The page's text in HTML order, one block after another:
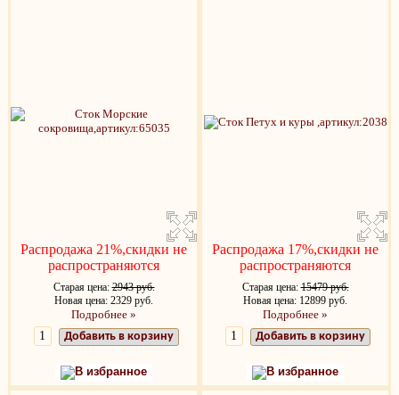
Распродажа 21%,скидки не
распространяются
Старая цена:2943 руб.
Новая цена: 2329 руб.
Подробнее »
Добавить в корзину
В избранное
Распродажа 17%,скидки не
распространяются
Старая цена:15479 руб.
Новая цена: 12899 руб.
Подробнее »
Добавить в корзину
В избранное